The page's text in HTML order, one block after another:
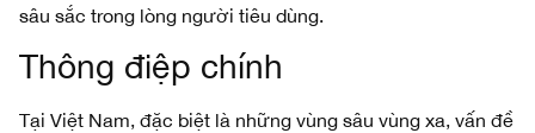
sâu sắc trong lòng người tiêu dùng.
Thông điệp chính
Tại Việt Nam, đặc biệt là những vùng sâu vùng xa, vấn đề